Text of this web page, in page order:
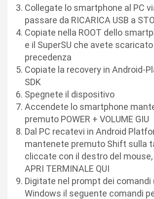
Collegate lo smartphone al PC
passare da RICARICA USB a
Copiate nella ROOT dello
e il SuperSU che avete scaricato
precedenza
Copiate la recovery in Android-
SDK
Spegnete il dispositivo
Accendete lo smartphone
premuto POWER + VOLUME GIU
Dal PC recatevi in Android
mantenete premuto Shift sulla
cliccate con il destro del
APRI TERMINALE QUI
Digitate nel prompt dei comandi
Windows il seguente comandi